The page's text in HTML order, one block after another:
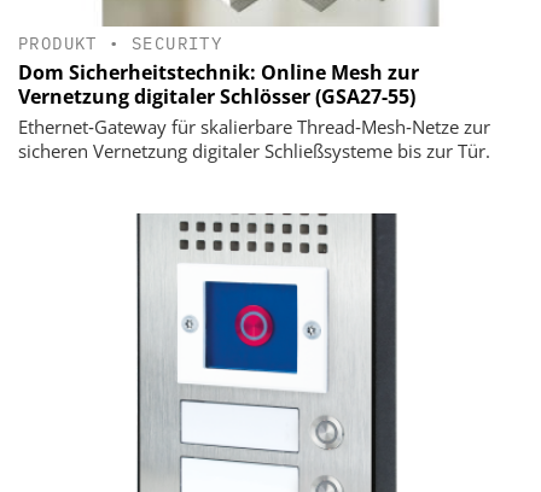
PRODUKT • SECURITY
Dom Sicherheitstechnik: Online Mesh zur
Vernetzung digitaler Schlösser (GSA27-55)
Ethernet‑Gateway für skalierbare Thread‑Mesh‑Netze zur
sicheren Vernetzung digitaler Schließsysteme bis zur Tür.